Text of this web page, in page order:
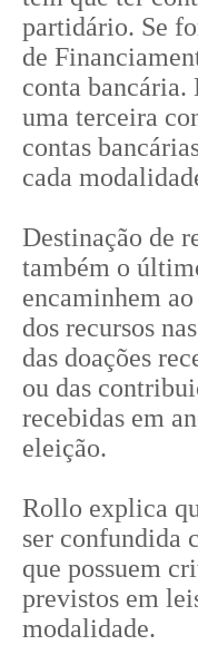
partidário. Se
de
conta bancária.
uma terceira
contas
cada
Destinação de
também o
encaminhem
dos recursos
das doações
ou das
recebidas em
eleição.
Rollo explica
ser confundida
que possuem
previstos em
modalidade.